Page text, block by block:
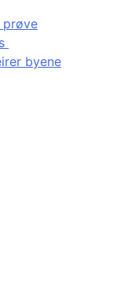
prøve
byene